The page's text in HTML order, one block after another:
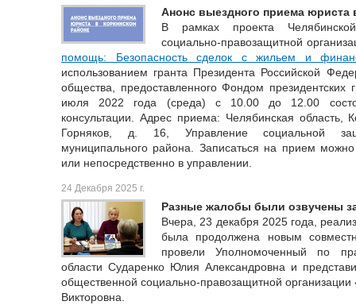
Анонс выездного приема юриста
В рамках проекта
социально-правозащитной
помощь: Безопасность сделок с жильем и
использованием гранта Президента Российской
общества, предоставленного Фондом президентских
июля 2022 года (среда) с 10.00 до 12.00
консультации. Адрес приема: Челябинская область,
Горняков, д. 16, Управление социальной
муниципального района. Записаться на прием
или непосредственно в управлении.
24 Декабря 2025 г.
Разные жалобы были озвучены
Вчера, 23 декабря 2025 года,
была продолжена новым
провели Уполномоченный по
области Сударенко Юлия Александровна и
общественной социально-правозащитной
Викторовна.